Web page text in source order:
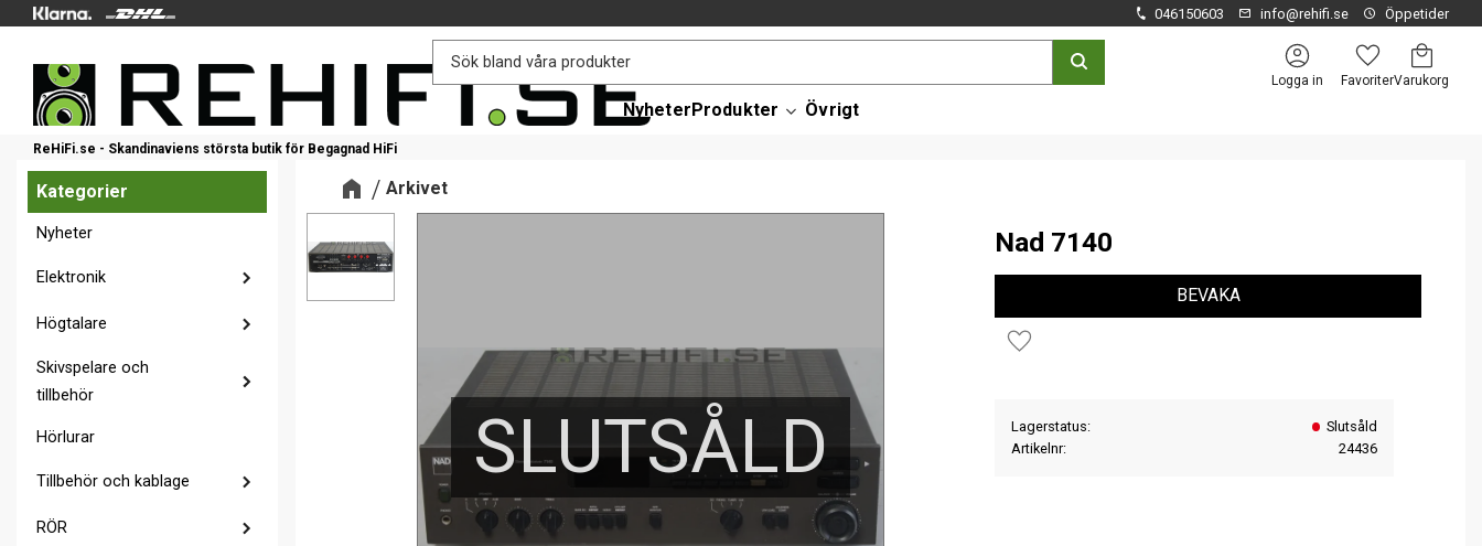
046150603 info@rehifi.se Öppetider
ReHiFi.se - Skandinaviens största butik för Begagnad HiFi
Logga in
Favoriter
Kundvagn
NyheterProdukter Övrigt
Arkivet
Nad 7140
SLUTSÅLD
Lägg till i favoriter
BEVAKA
Lagerstatus
Slutsåld
Artikelnr
24436
Kategorier
Nyheter
Elektronik
Högtalare
Skivspelare och
tillbehör
Hörlurar
Tillbehör och kablage
RÖR